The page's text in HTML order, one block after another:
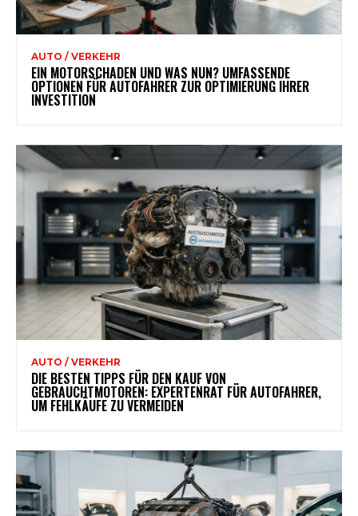
AUTO / VERKEHR
EIN MOTORSCHADEN UND WAS NUN? UMFASSENDE
OPTIONEN FÜR AUTOFAHRER ZUR OPTIMIERUNG IHRER
INVESTITION
AUTO / VERKEHR
DIE BESTEN TIPPS FÜR DEN KAUF VON
GEBRAUCHTMOTOREN: EXPERTENRAT FÜR AUTOFAHRER,
UM FEHLKÄUFE ZU VERMEIDEN